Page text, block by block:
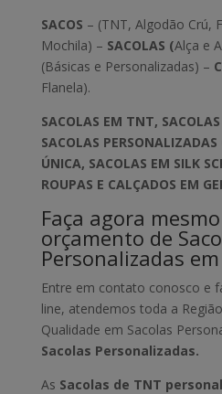
SACOS – (TNT, Algodão Crú,
Mochila) – SACOLAS (Alça e
(Básicas e Personalizadas) –
Flanela).
SACOLAS EM TNT,
SACOLAS
ÚNICA, SACOLAS EM SILK
ROUPAS E CALÇADOS EM
Faça agora
orçamento de
Personalizadas
Entre em contato conosco e
line, atendemos toda a
Qualidade em Sacolas
Sacolas Personalizadas.
As Sacolas de TNT